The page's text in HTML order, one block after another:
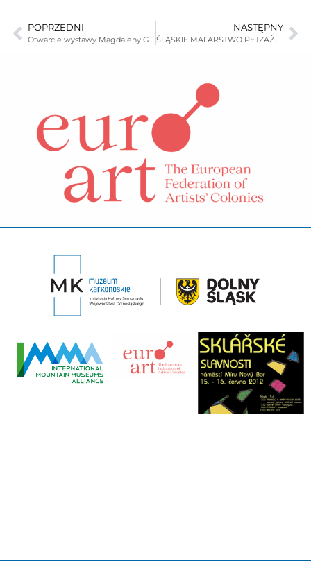
POPRZEDNI
Otwarcie wystawy Magdaleny Grodzińskiej „MALARSTWO I RYSUNEK”
NASTĘPNY
ŚLĄSKIE MALARSTWO PEJZAŻOWE 2 POŁ. XIX I 1 POŁ. XX W.